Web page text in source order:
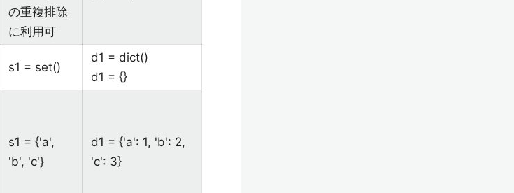
の重複排除
に利用可
s1 = set()
d1 = dict()
d1 = {}
s1 = {'a',
'b', 'c'}
d1 = {'a': 1, 'b': 2,
'c': 3}